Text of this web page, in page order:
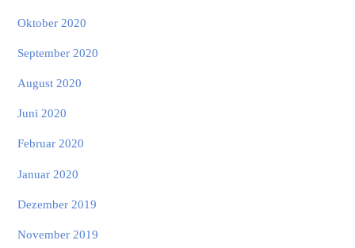
Oktober 2020
September 2020
August 2020
Juni 2020
Februar 2020
Januar 2020
Dezember 2019
November 2019